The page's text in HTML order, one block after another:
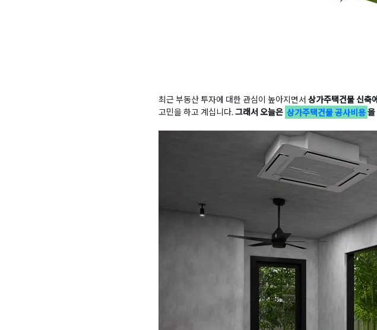
최근 부동산 투자에 대한 관심이 높아지면서 상가주택건물 신축에
고민을 하고 계십니다.그래서 오늘은 상가주택건물 공사비용을